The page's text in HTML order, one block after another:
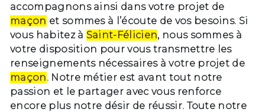
accompagnons ainsi dans votre projet de
maçon et sommes à l’écoute de vos besoins. Si
vous habitez à Saint-Félicien, nous sommes à
votre disposition pour vous transmettre les
renseignements nécessaires à votre projet de
maçon. Notre métier est avant tout notre
passion et le partager avec vous renforce
encore plus notre désir de réussir. Toute notre